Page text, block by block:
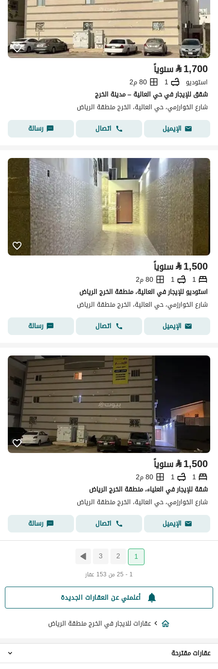
⃁1,700 سنوياً
استوديو 1
80 م2
شقق للإيجار في حي العالية – مدينة الخرج
شارع الخوارزمي، حي العالية، الخرج منطقة الرياض
الإيميل
اتصال رسالة
⃁1,500 سنوياً
1
1
80 م2
استوديو للإيجار في العالية، منطقة الخرج الرياض
شارع الخوارزمي، حي العالية، الخرج منطقة الرياض
الإيميل
اتصال رسالة
⃁1,500 سنوياً
1
1
80 م2
شقة للإيجار في العلياء، منطقة الخرج الرياض
شارع الخوارزمي، حي العالية، الخرج منطقة الرياض
الإيميل
اتصال رسالة
1
2
3
1 - 25 من 153 عقار
أعلمني عن العقارات الجديدة
عقارات للايجار في الخرج منطقة الرياض
عقارات مقترحة